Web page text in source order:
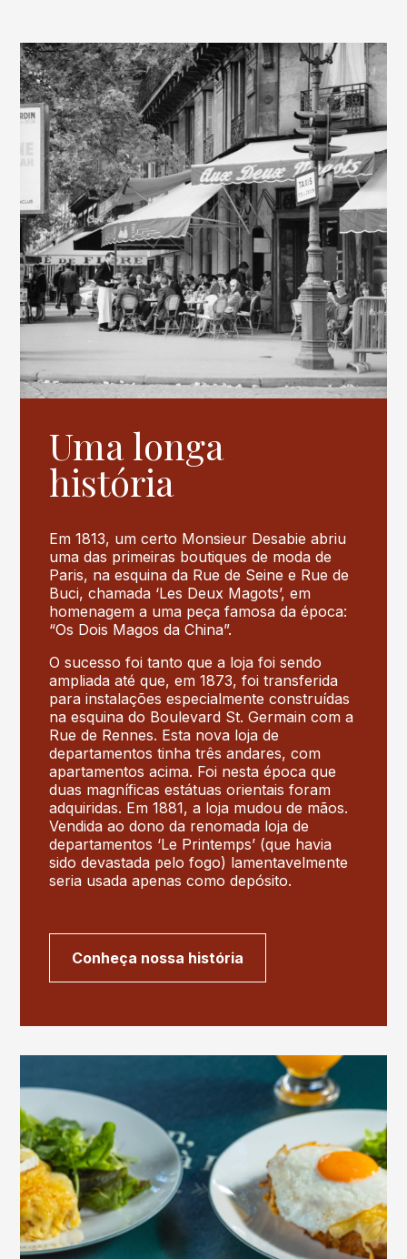
Uma longa
história
Em 1813, um certo Monsieur Desabie abriu
uma das primeiras boutiques de moda de
Paris, na esquina da Rue de Seine e Rue de
Buci, chamada ‘Les Deux Magots’, em
homenagem a uma peça famosa da época:
“Os Dois Magos da China”.
O sucesso foi tanto que a loja foi sendo
ampliada até que, em 1873, foi transferida
para instalações especialmente construídas
na esquina do Boulevard St. Germain com a
Rue de Rennes. Esta nova loja de
departamentos tinha três andares, com
apartamentos acima. Foi nesta época que
duas magníficas estátuas orientais foram
adquiridas. Em 1881, a loja mudou de mãos.
Vendida ao dono da renomada loja de
departamentos ‘Le Printemps’ (que havia
sido devastada pelo fogo) lamentavelmente
seria usada apenas como depósito.
Conheça nossa história